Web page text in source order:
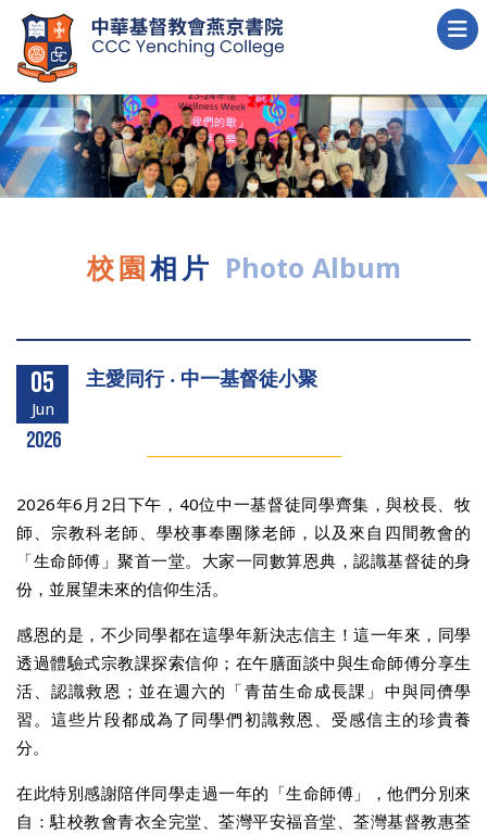
校園相片 Photo Album
05
Jun
2026
主愛同行 ‧ 中一基督徒小聚
2026年6月2日下午，40位中一基督徒同學齊集，與校長、牧
師、宗教科老師、學校事奉團隊老師，以及來自四間教會的
「生命師傅」聚首一堂。大家一同數算恩典，認識基督徒的身
份，並展望未來的信仰生活。
感恩的是，不少同學都在這學年新決志信主！這一年來，同學
透過體驗式宗教課探索信仰；在午膳面談中與生命師傅分享生
活、認識救恩；並在週六的「青苗生命成長課」中與同儕學
習。這些片段都成為了同學們初識救恩、受感信主的珍貴養
分。
在此特別感謝陪伴同學走過一年的「生命師傅」，他們分別來
自：駐校教會青衣全完堂、荃灣平安福音堂、荃灣基督教惠荃